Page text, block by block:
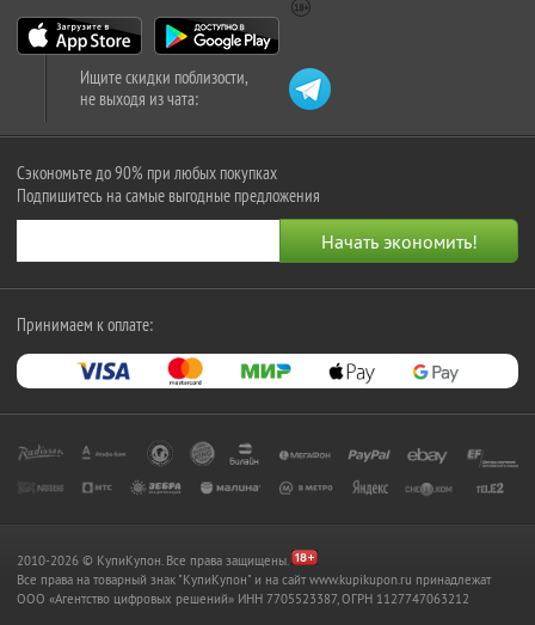
Ищите скидки поблизости,
не выходя из чата:
Сэкономьте до 90% при любых покупках
Подпишитесь на самые выгодные предложения
Принимаем к оплате:
2010-2026 © КупиКупон. Все права защищены.
Все права на товарный знак "КупиКупон" и на сайт www.kupikupon.ru принадлежат
OOO «Агентство цифровых решений» ИНН 7705523387, ОГРН 1127747063212